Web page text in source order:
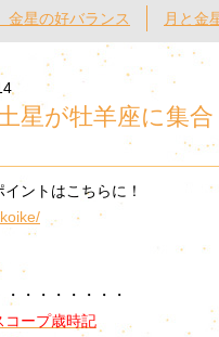
金星の好バランス 月と金
が牡羊座に集合
ントはこちらに！
・・・・・・・・
コープ歳時記